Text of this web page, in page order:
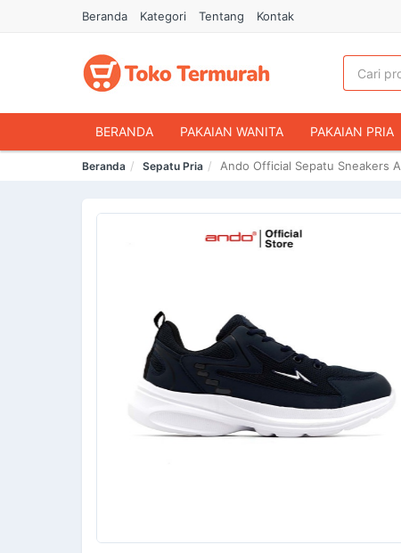
Beranda Kategori Tentang Kontak
BERANDA PAKAIAN WANITA PAKAIAN PRIA
HANDPHONE & AKSESORIS FASHION MUSLIM
OLAHRAGA & OUTDOOR BUKU & ALAT TULIS
Beranda Sepatu Pria Ando Official Sepatu Sneakers